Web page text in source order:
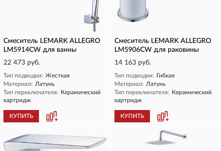
Смеситель LEMARK ALLEGRO
LM5914CW для ванны
22 473 руб.
Тип подводки: Жесткая
Материал: Латунь
Тип переключателя: Керамический
картридж
КУПИТЬ
Смеситель LEMARK ALLEGRO
LM5906CW для раковины
14 163 руб.
Тип подводки: Гибкая
Материал: Латунь
Тип переключателя: Керамический
картридж
КУПИТЬ